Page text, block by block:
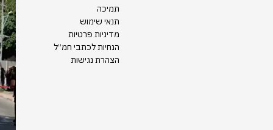
תמיכה
תנאי שימוש
מדיניות פרטיות
הנחיות לכתבי חמ״ל
הצהרת נגישות